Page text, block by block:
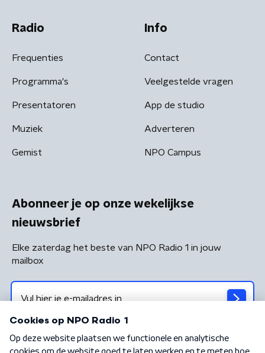
Radio
Frequenties
Programma's
Presentatoren
Muziek
Gemist
Info
Contact
Veelgestelde vragen
App de studio
Adverteren
NPO Campus
Abonneer je op onze wekelijkse
nieuwsbrief
Elke zaterdag het beste van NPO Radio 1 in jouw
mailbox